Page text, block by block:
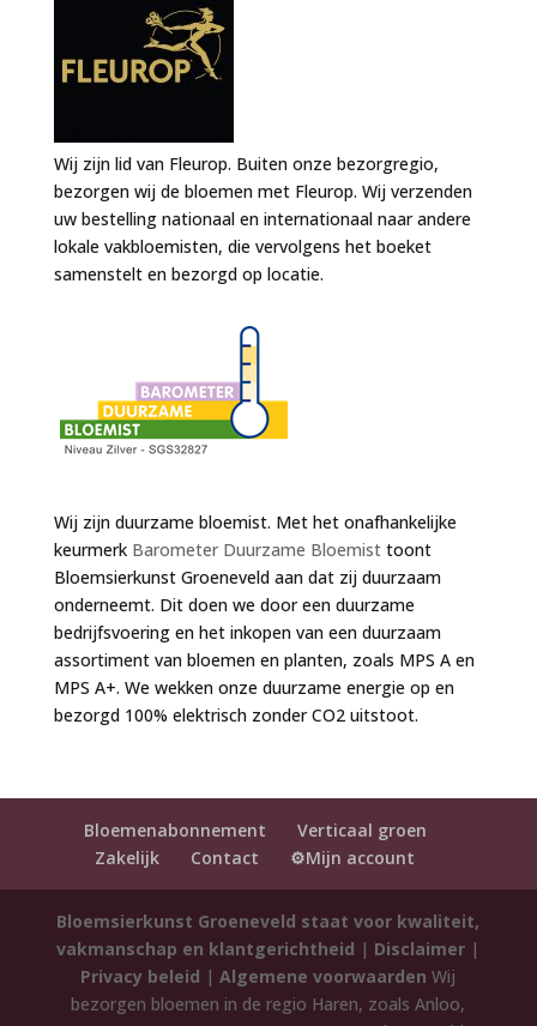
Wij zijn lid van Fleurop. Buiten onze bezorgregio,
bezorgen wij de bloemen met Fleurop. Wij verzenden
uw bestelling nationaal en internationaal naar andere
lokale vakbloemisten, die vervolgens het boeket
samenstelt en bezorgd op locatie.
Wij zijn duurzame bloemist. Met het onafhankelijke
keurmerk Barometer Duurzame Bloemisttoont
Bloemsierkunst Groeneveld aan dat zij duurzaam
onderneemt. Dit doen we door een duurzame
bedrijfsvoering en het inkopen van een duurzaam
assortiment van bloemen en planten, zoals MPS A en
MPS A+. We wekken onze duurzame energie op en
bezorgd 100% elektrisch zonder CO2 uitstoot.
Bloemenabonnement
Verticaal groen
Zakelijk
Contact ⚙️Mijn account
Bloemsierkunst Groeneveld staat voor kwaliteit,
vakmanschap en klantgerichtheid | Disclaimer |
Privacy beleid |Algemene voorwaarden Wij
bezorgen bloemen in de regio Haren, zoals Anloo,